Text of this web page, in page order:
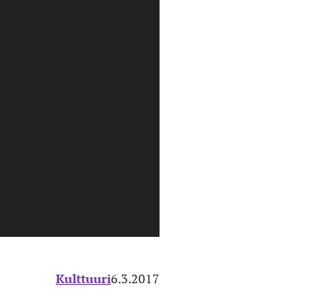
Kulttuuri6.3.2017